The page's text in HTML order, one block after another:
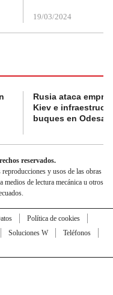
19/03/2024
Rusia ataca
Kiev e
buques en Odesa
reservados.
y usos de las obras
medios de lectura mecánica u otros
Política de cookies
Soluciones W
Teléfonos